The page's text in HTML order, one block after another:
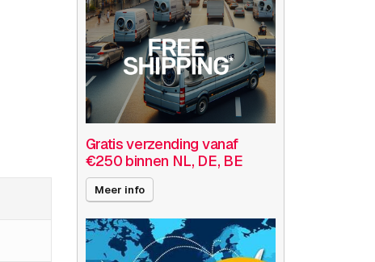
Gratis verzending vanaf
€250 binnen NL, DE, BE
Meer info